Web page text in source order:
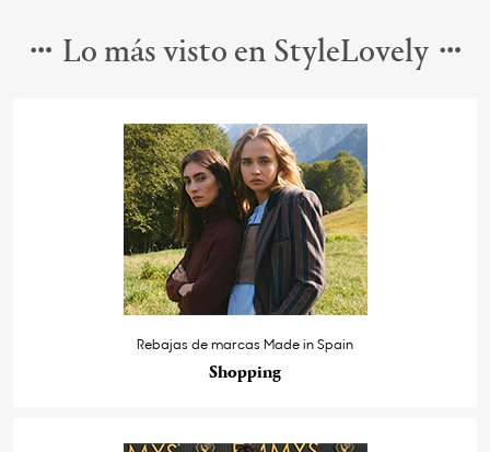
Lo más visto en StyleLovely
Rebajas de marcas Made in Spain
Shopping